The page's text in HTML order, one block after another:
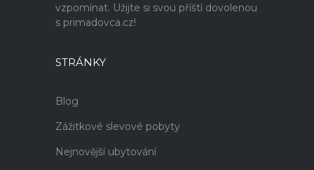
vzpomínat. Užijte si svou příští dovolenou
s primadovca.cz!
STRÁNKY
Blog
Zážitkové slevové pobyty
Nejnovější ubytování